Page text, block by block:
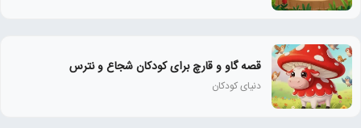
قصه گاو و قارچ برای کودکان شجاع و نترس
دنیای کودکان